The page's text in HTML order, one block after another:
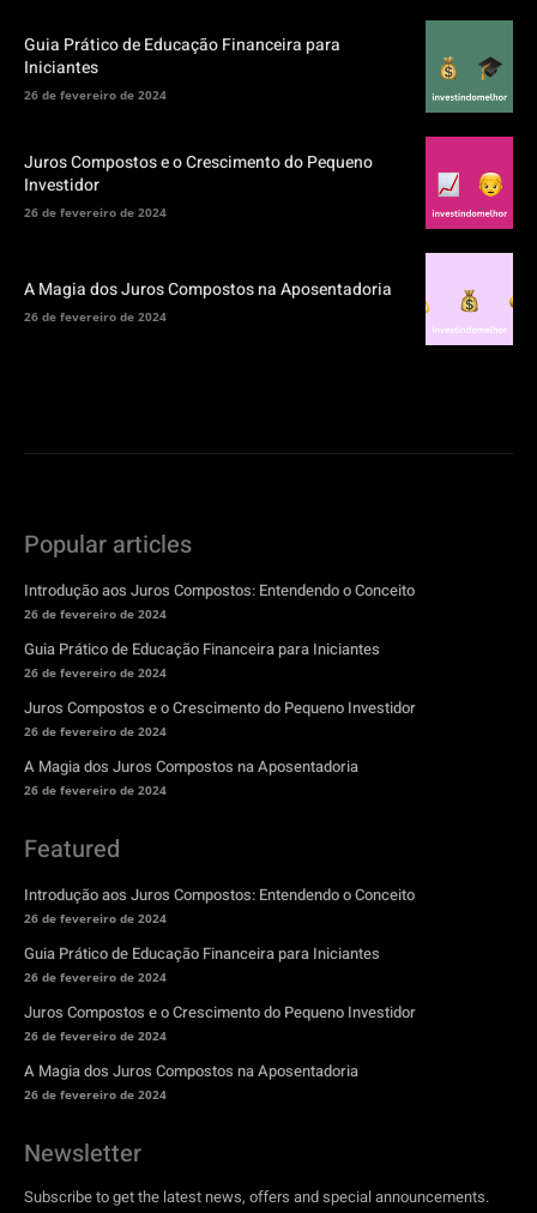
Guia Prático de Educação Financeira para
Iniciantes
26 de fevereiro de 2024
Juros Compostos e o Crescimento do Pequeno
Investidor
26 de fevereiro de 2024
A Magia dos Juros Compostos na Aposentadoria
26 de fevereiro de 2024
Popular articles
Introdução aos Juros Compostos: Entendendo o Conceito
26 de fevereiro de 2024
Guia Prático de Educação Financeira para Iniciantes
26 de fevereiro de 2024
Juros Compostos e o Crescimento do Pequeno Investidor
26 de fevereiro de 2024
A Magia dos Juros Compostos na Aposentadoria
26 de fevereiro de 2024
Featured
Introdução aos Juros Compostos: Entendendo o Conceito
26 de fevereiro de 2024
Guia Prático de Educação Financeira para Iniciantes
26 de fevereiro de 2024
Juros Compostos e o Crescimento do Pequeno Investidor
26 de fevereiro de 2024
A Magia dos Juros Compostos na Aposentadoria
26 de fevereiro de 2024
Newsletter
Subscribe to get the latest news, offers and special announcements.